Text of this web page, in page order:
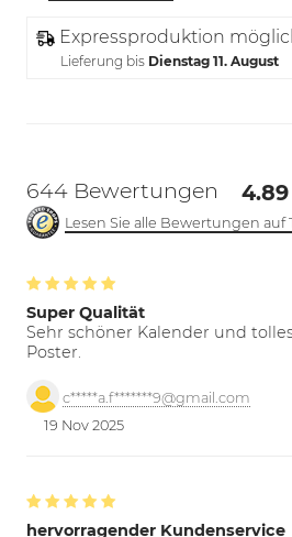
Expressproduktion
Lieferung bis Dienstag 11. August
644 Bewertungen 4.89
Lesen Sie alle Bewertungen auf
Super Qualität
Sehr schöner Kalender und
Poster.
c*****a.f*******9@gmail.com
19 Nov 2025
hervorragender Kundenservice